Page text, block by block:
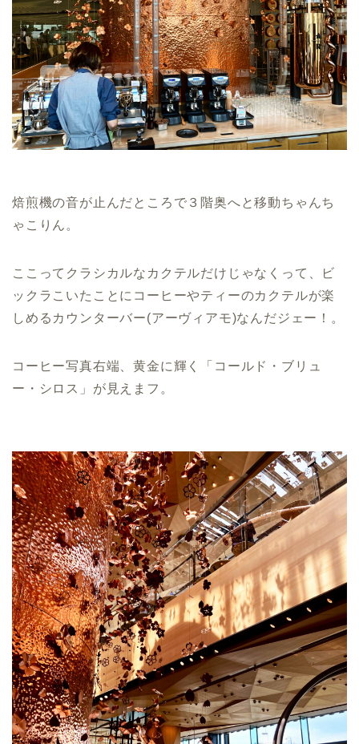
焙煎機の音が止んだところで３階奥へと移動ちゃんち
ゃこりん。
ここってクラシカルなカクテルだけじゃなくって、ビ
ックラこいたことにコーヒーやティーのカクテルが楽
しめるカウンターバー(アーヴィアモ)なんだジェー！。
コーヒー写真右端、黄金に輝く「コールド・ブリュ
ー・シロス」が見えまフ。